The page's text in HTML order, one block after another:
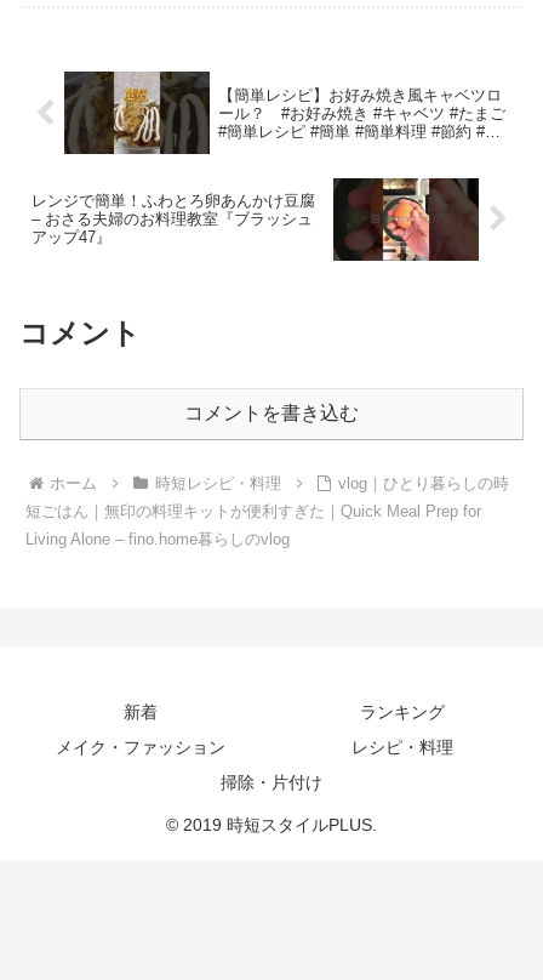
【簡単レシピ】お好み焼き風キャベツロ
ール？ #お好み焼き #キャベツ #たまご
#簡単レシピ #簡単 #簡単料理 #節約 #節
レンジで簡単！ふわとろ卵あんかけ豆腐
– おさる夫婦のお料理教室『ブラッシュ
アップ47』
コメント
コメントを書き込む
ホーム 時短レシピ・料理
vlog｜ひとり暮らしの時
短ごはん｜無印の料理キットが便利すぎた｜Quick Meal Prep for
Living Alone – fino.home暮らしのvlog
新着
ランキング
メイク・ファッション
レシピ・料理
掃除・片付け
© 2019 時短スタイルPLUS.